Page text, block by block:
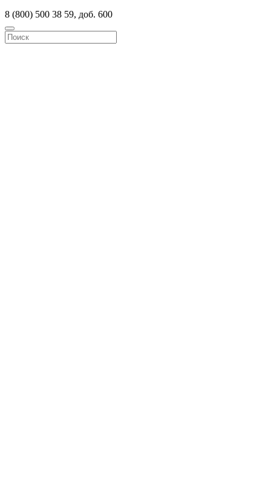
8 (800) 500 38 59, доб. 600